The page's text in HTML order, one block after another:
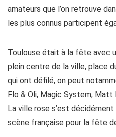
amateurs que l’on retrouve
les plus connus participent
Toulouse était à la fête avec
plein centre de la ville, place
qui ont défilé, on peut
Flo & Oli, Magic System, Matt
La ville rose s’est
scène française pour la fête